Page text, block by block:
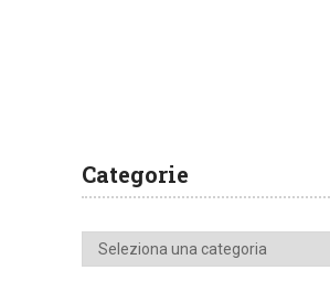
Categorie
Categorie